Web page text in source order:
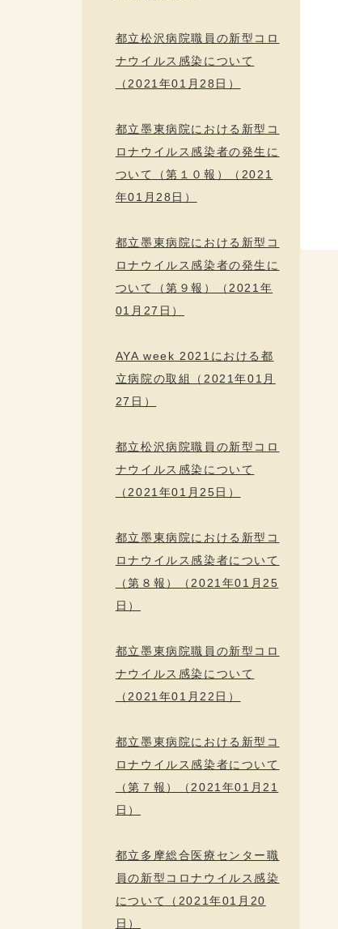
都立松沢病院職員の新型コロ
ナウイルス感染について
（2021年01月28日）
都立墨東病院における新型コ
ロナウイルス感染者の発生に
ついて（第１０報）（2021
年01月28日）
都立墨東病院における新型コ
ロナウイルス感染者の発生に
ついて（第９報）（2021年
01月27日）
AYA week 2021における都
立病院の取組（2021年01月
27日）
都立松沢病院職員の新型コロ
ナウイルス感染について
（2021年01月25日）
都立墨東病院における新型コ
ロナウイルス感染者について
（第８報）（2021年01月25
日）
都立墨東病院職員の新型コロ
ナウイルス感染について
（2021年01月22日）
都立墨東病院における新型コ
ロナウイルス感染者について
（第７報）（2021年01月21
日）
都立多摩総合医療センター職
員の新型コロナウイルス感染
について（2021年01月20
日）